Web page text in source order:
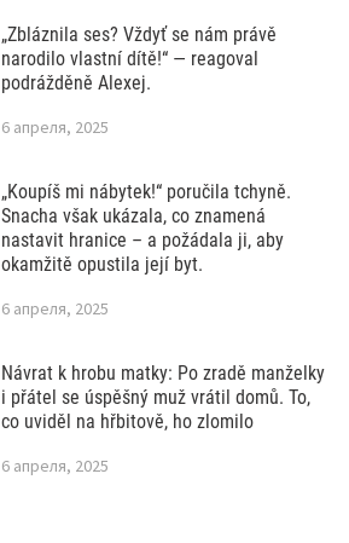
„Zbláznila ses? Vždyť se nám právě
narodilo vlastní dítě!“ — reagoval
podrážděně Alexej.
6 апреля, 2025
„Koupíš mi nábytek!“ poručila tchyně.
Snacha však ukázala, co znamená
nastavit hranice – a požádala ji, aby
okamžitě opustila její byt.
6 апреля, 2025
Návrat k hrobu matky: Po zradě manželky
i přátel se úspěšný muž vrátil domů. To,
co uviděl na hřbitově, ho zlomilo
6 апреля, 2025